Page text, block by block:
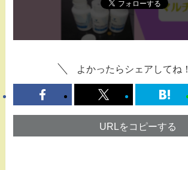
よかったらシェアしてね！
URLをコピーする